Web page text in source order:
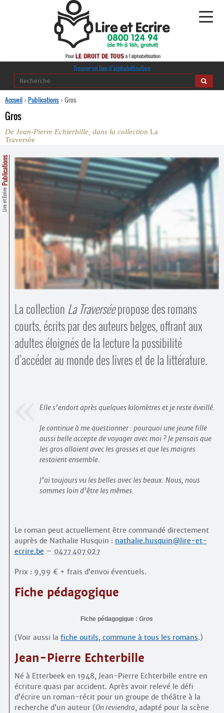
Alphabétisation
Regards croisés
Ressources pédagogiques
Comprendre et parler
Bienvenue en Belgique
Espace presse
Contacts
Trouver un lieu d’alphabétisation
Trouver un lieu d’alphabétisation
Accueil>Publications>Gros
Gros
De Jean-Pierre Echterbille, dans la collection La
Traversée
Lire et Écrire
Publications
La collection La Traverséepropose des romans
courts, écrits par des auteurs belges, offrant aux
adultes éloignés de la lecture la possibilité
d’accéder au monde des livres et de la littérature.
Elle s’endort après quelques kilomètres et je reste éveillé.
Je continue à me questionner : pourquoi une jeune fille
aussi belle accepte de voyager avec moi ? Je pensais que
les gros allaient avec les grosses et que les maigres
restaient ensemble.
J’ai toujours vu les belles avec les beaux. Nous, nous
sommes loin d’être les mêmes.
Le roman peut actuellement être commandé directement
auprès de Nathalie Husquin : nathalie.husquin@lire-et-
ecrire.be – 0477 407 027
Prix : 9,99 € + frais d’envoi éventuels.
Fiche pédagogique
Fiche pédagogique : Gros
(Voir aussi la fiche outils, commune à tous les romans.)
Jean-Pierre Echterbille
Né à Etterbeek en 1948, Jean-Pierre Echterbille entre en
écriture quasi par accident. Après avoir relevé le défi
d’écrire un roman-récit pour un groupe de théâtre à la
recherche d’un auteur (On reviendra, adapté pour la scène